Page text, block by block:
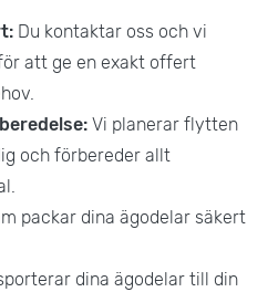
Du kontaktar oss och vi
att ge en exakt offert
Vi planerar flytten
och förbereder allt
packar dina ägodelar säkert
dina ägodelar till din